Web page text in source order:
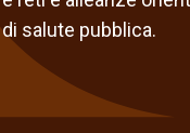
salute pubblica.